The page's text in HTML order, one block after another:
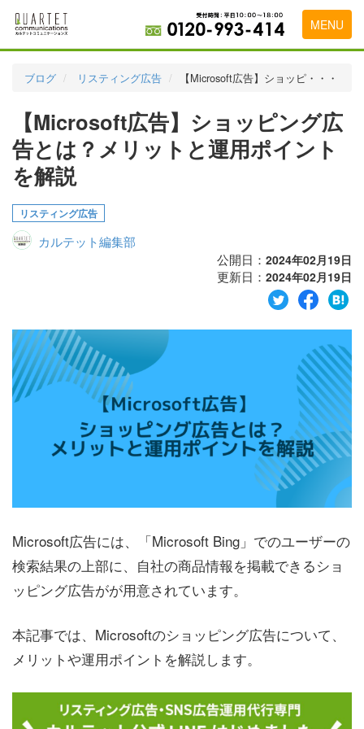
MENU
実績・お客様の声
初めて導入をお考えの方
広告代理店・HP制作会社様へ
お問い合わせ
ブログ リスティング広告 【Microsoft広告】ショッピ・・・
【Microsoft広告】ショッピング広
告とは？メリットと運用ポイント
を解説
リスティング広告
カルテット編集部
公開日： 2024年02月19日
更新日： 2024年02月19日
Microsoft広告には、「Microsoft Bing」でのユーザーの
検索結果の上部に、自社の商品情報を掲載できるショ
ッピング広告がが用意されています。
本記事では、Microsoftのショッピング広告について、
メリットや運用ポイントを解説します。